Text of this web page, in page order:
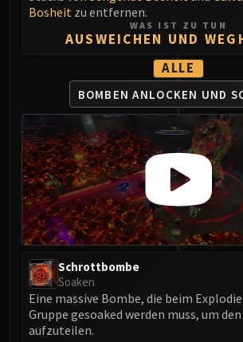
Volcoross
Council of Dreams
Larodar
Nymue
Smolderon
Tindral Sageswift
Fyrakk
ABERRUS
Kazzara
The Amalgamation
The Forgotten
Assault of the Zaqali
Magmorax
Echo of Neltharion
Bosheit zu entfernen.
WAS IST ZU TUN
AUSWEICHEN UND
ALLE
BOMBEN ANLOCKEN UND
Schrottbombe
Soaken
Eine massive Bombe, die beim
Gruppe gesoaked werden muss, um den
aufzuteilen.